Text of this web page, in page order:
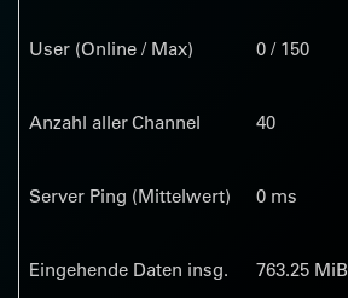
User (Online / Max) 0 / 150
Anzahl aller Channel 40
Server Ping (Mittelwert) 0 ms
Eingehende Daten insg. 763.25 MiB